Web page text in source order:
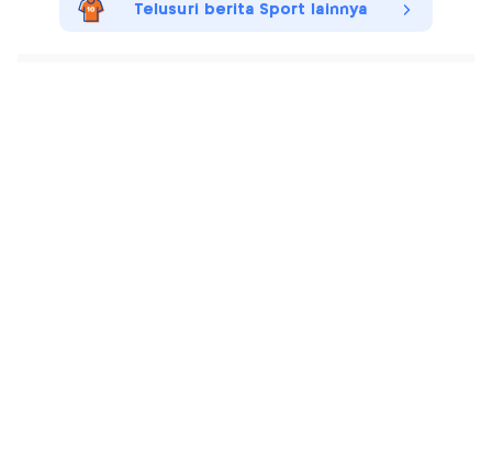
Telusuri berita Sport lainnya